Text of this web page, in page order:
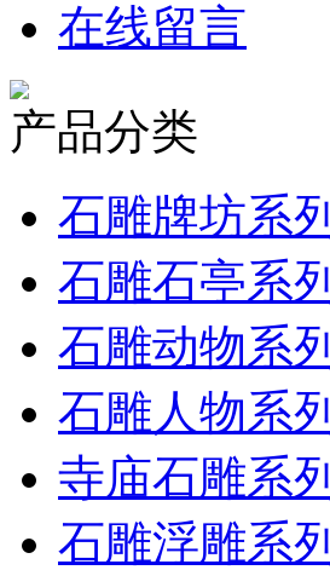
在线留言
产品分类
石雕牌坊系列
石雕石亭系列
石雕动物系列
石雕人物系列
寺庙石雕系列
石雕浮雕系列